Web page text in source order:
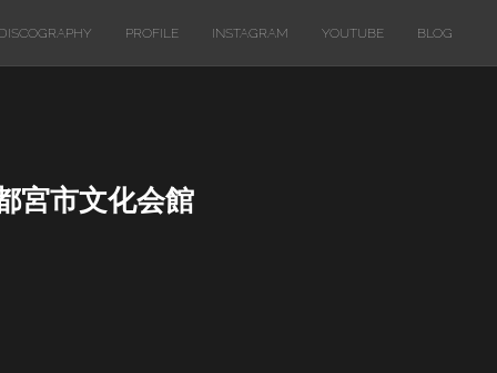
PROFILE INSTAGRAM YOUTUBE BLOG
宮市文化会館